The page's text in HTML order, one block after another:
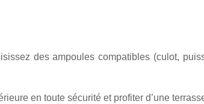
des ampoules compatibles (culot,
en toute sécurité et profiter d’une